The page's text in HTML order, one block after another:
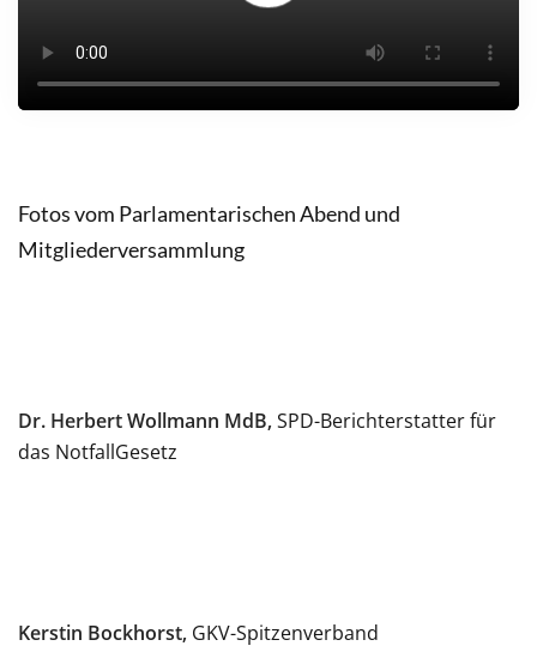
Fotos vom Parlamentarischen Abend und
Mitgliederversammlung
Dr. Herbert Wollmann MdB, SPD-Berichterstatter für
das NotfallGesetz
Kerstin Bockhorst, GKV-Spitzenverband